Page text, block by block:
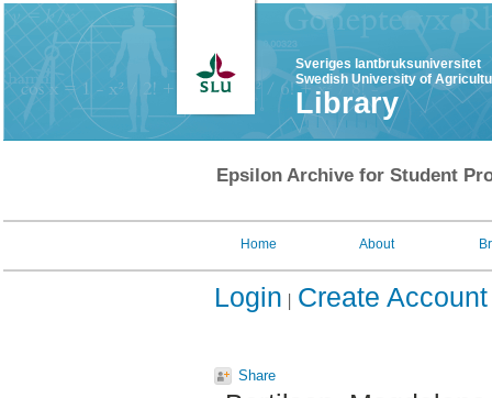
Sveriges lantbruksuniversitet
Swedish University of
Library
Epsilon Archive for Student
Home About
Login Create Account
Share